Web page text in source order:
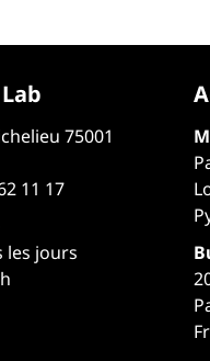
75001
11 17
les jours